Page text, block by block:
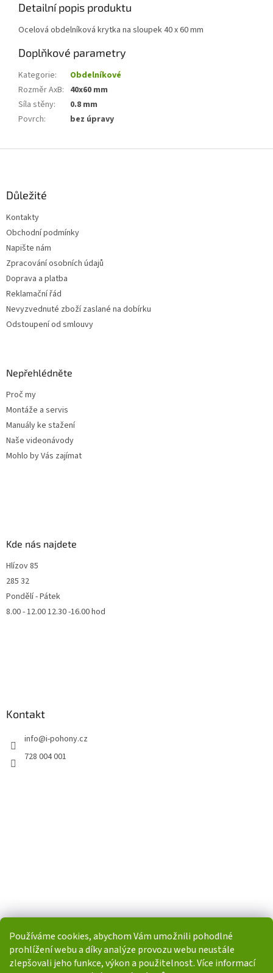
Používáme cookies, abychom Vám umožnili pohodlné
prohlížení webu a díky analýze provozu webu neustále
zlepšovali jeho funkce, výkon a použitelnost. Více informací
Detailní popis produktu
Ocelová obdelníková krytka na sloupek 40 x 60 mm
Doplňkové parametry
Kategorie:
Obdelníkové
Rozměr AxB: 40x60 mm
Síla stěny:
0.8 mm
Povrch: bez úpravy
Důležité
Kontakty
Obchodní podmínky
Napište nám
Zpracování osobních údajů
Doprava a platba
Reklamační řád
Nevyzvednuté zboží zaslané na dobírku
Odstoupení od smlouvy
Nepřehlédněte
Proč my
Montáže a servis
Manuály ke stažení
Naše videonávody
Mohlo by Vás zajímat
Kde nás najdete
Hlízov 85
285 32
Pondělí - Pátek
8.00 - 12.00 12.30 -16.00 hod
Kontakt
info@i-pohony.cz
728 004 001